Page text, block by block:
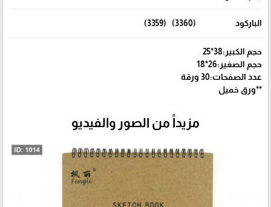
الباركود (3360) (3359)
حجم الكبير:38*25
حجم الصغير:26*18
عدد الصفحات:30 ورقة
**ورق خميل
مزيداً من الصور والفيديو